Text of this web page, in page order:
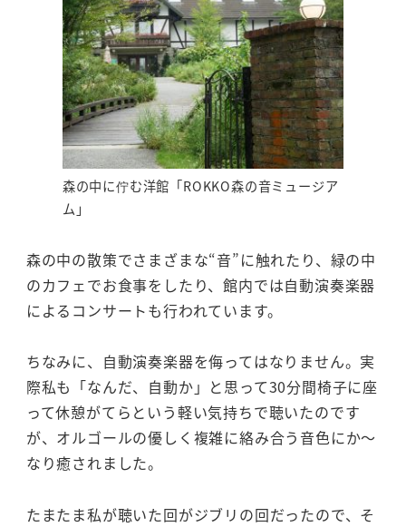
森の中に佇む洋館「ROKKO森の音ミュージア
ム」
森の中の散策でさまざまな“音”に触れたり、緑の中
のカフェでお食事をしたり、館内では自動演奏楽器
によるコンサートも行われています。
ちなみに、自動演奏楽器を侮ってはなりません。実
際私も「なんだ、自動か」と思って30分間椅子に座
って休憩がてらという軽い気持ちで聴いたのです
が、オルゴールの優しく複雑に絡み合う音色にか～
なり癒されました。
たまたま私が聴いた回がジブリの回だったので、そ